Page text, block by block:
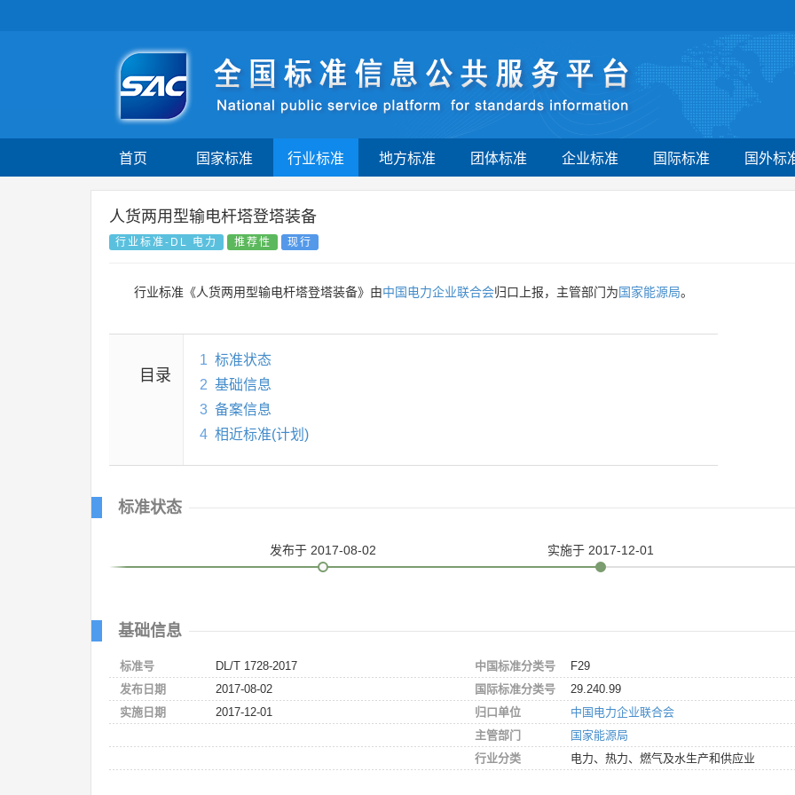
首页 国家标准 行业标准 地方标准 团体标准 企业标准 国际标准 国外标
人货两用型输电杆塔登塔装备
行业标准-DL 电力 推荐性 现行
行业标准《人货两用型输电杆塔登塔装备》由中国电力企业联合会归口上报，主管部门为国家能源局。
目录
1 标准状态
2 基础信息
3 备案信息
4 相近标准(计划)
标准状态
发布于 2017-08-02 实施于 2017-12-01
基础信息
标准号
DL/T 1728-2017
发布日期
2017-08-02
实施日期
2017-12-01
中国标准分类号
F29
国际标准分类号
29.240.99
归口单位
中国电力企业联合会
主管部门
国家能源局
行业分类
电力、热力、燃气及水生产和供应业